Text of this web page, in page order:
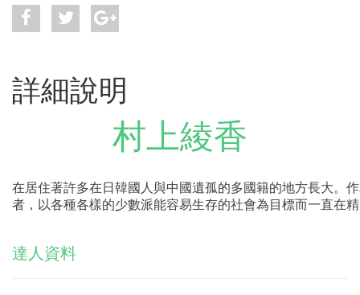
詳細說明
村上綾香
在居住著許多在日韓國人與中國遺孤的多國籍的地方長大。
者，以各種各樣的少數派能容易生存的社會為目標而一直在
達人資料